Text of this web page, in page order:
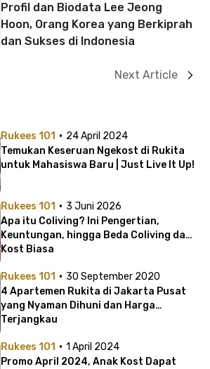
Profil dan Biodata Lee Jeong
Hoon, Orang Korea yang Berkiprah
dan Sukses di Indonesia
Next Article
Rukees 101 · 24 April 2024
Temukan Keseruan Ngekost di Rukita
untuk Mahasiswa Baru | Just Live It Up!
Rukees 101 · 3 Juni 2026
Apa itu Coliving? Ini Pengertian,
Keuntungan, hingga Beda Coliving dan
Kost Biasa
Rukees 101 · 30 September 2020
4 Apartemen Rukita di Jakarta Pusat
yang Nyaman Dihuni dan Harga
Terjangkau
Rukees 101 · 1 April 2024
Promo April 2024, Anak Kost Dapat